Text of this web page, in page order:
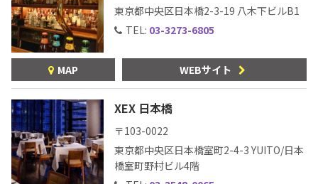
東京都中央区日本橋2-3-19 八木下ビルB1
TEL: 03-3273-6805
MAP WEBサイト
XEX 日本橋
〒103-0022
東京都中央区日本橋室町2-4-3 YUITO/日本
橋室町野村ビル4階